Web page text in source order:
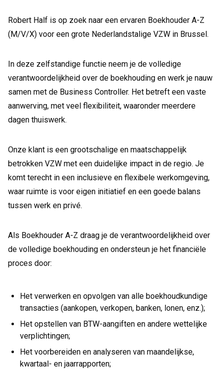
Robert Half is op zoek naar een ervaren Boekhouder A-Z
(M/V/X) voor een grote Nederlandstalige VZW in Brussel.
In deze zelfstandige functie neem je de volledige
verantwoordelijkheid over de boekhouding en werk je nauw
samen met de Business Controller. Het betreft een vaste
aanwerving, met veel flexibiliteit, waaronder meerdere
dagen thuiswerk.
Onze klant is een grootschalige en maatschappelijk
betrokken VZW met een duidelijke impact in de regio. Je
komt terecht in een inclusieve en flexibele werkomgeving,
waar ruimte is voor eigen initiatief en een goede balans
tussen werk en privé.
Als Boekhouder A-Z draag je de verantwoordelijkheid over
de volledige boekhouding en ondersteun je het financiële
proces door:
Het verwerken en opvolgen van alle boekhoudkundige
transacties (aankopen, verkopen, banken, lonen, enz.);
Het opstellen van BTW-aangiften en andere wettelijke
verplichtingen;
Het voorbereiden en analyseren van maandelijkse,
kwartaal- en jaarrapporten;